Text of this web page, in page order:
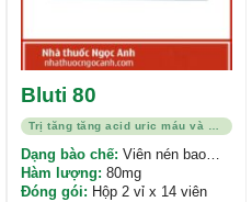
Trị tăng tăng acid uric máu và bệnh gout
Bluti 80
Dạng bào chế: Viên nén bao
phim
Hàm lượng: 80mg
Đóng gói: Hộp 2 vỉ x 14 viên